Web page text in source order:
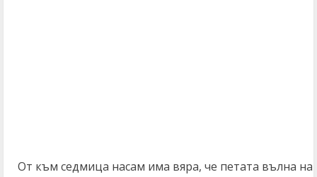
От към седмица насам има вяра, че петата вълна на